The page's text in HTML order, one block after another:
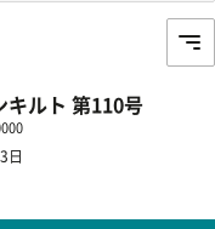
キルト 第110号
日